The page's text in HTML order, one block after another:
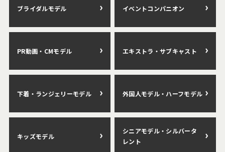
ブライダルモデル イベントコンパニオン
PR動画・CMモデル エキストラ・サブキャスト
下着・ランジェリーモデル 外国人モデル・ハーフモデル
キッズモデル
シニアモデル・シルバータ
レント